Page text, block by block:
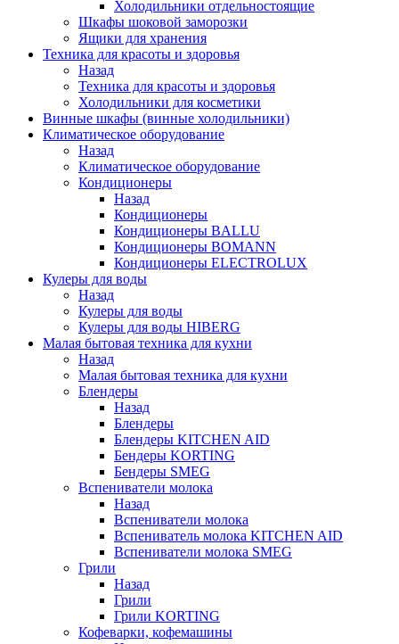
Холодильники отдельностоящие
Шкафы шоковой заморозки
Ящики для хранения
Техника для красоты и здоровья
Назад
Техника для красоты и здоровья
Холодильники для косметики
Винные шкафы (винные холодильники)
Климатическое оборудование
Назад
Климатическое оборудование
Кондиционеры
Назад
Кондиционеры
Кондиционеры BALLU
Кондиционеры BOMANN
Кондиционеры ELECTROLUX
Кулеры для воды
Назад
Кулеры для воды
Кулеры для воды HIBERG
Малая бытовая техника для кухни
Назад
Малая бытовая техника для кухни
Блендеры
Назад
Блендеры
Блендеры KITCHEN AID
Бендеры KORTING
Бендеры SMEG
Вспениватели молока
Назад
Вспениватели молока
Вспениватель молока KITCHEN AID
Вспениватели молока SMEG
Грили
Назад
Грили
Грили KORTING
Кофеварки, кофемашины